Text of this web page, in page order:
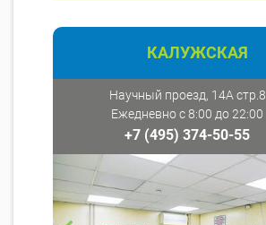
КАЛУЖСКАЯ
Научный проезд, 14А стр.8
Ежедневно с 8:00 до 22:00
+7 (495) 374-50-55